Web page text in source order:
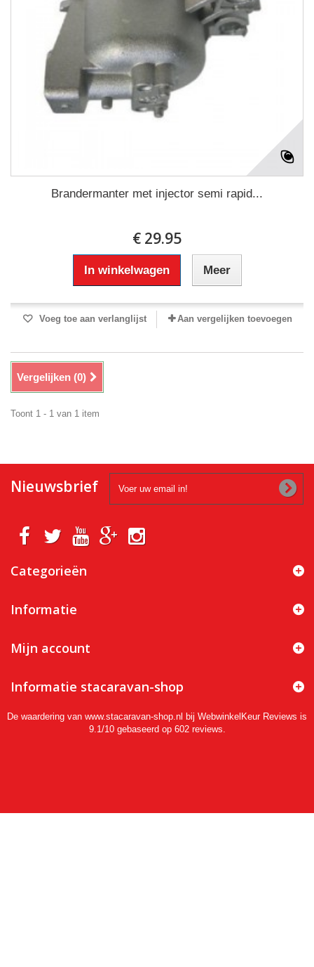
Brandermanter met injector semi rapid...
€ 29.95
In winkelwagen Meer
Voeg toe aan verlanglijst Aan vergelijken toevoegen
Vergelijken (0)
Toont 1 - 1 van 1 item
Nieuwsbrief
Categorieën
Informatie
Mijn account
Informatie stacaravan-shop
De waardering van www.stacaravan-shop.nl bij WebwinkelKeur Reviews is
9.1/10 gebaseerd op 602 reviews.